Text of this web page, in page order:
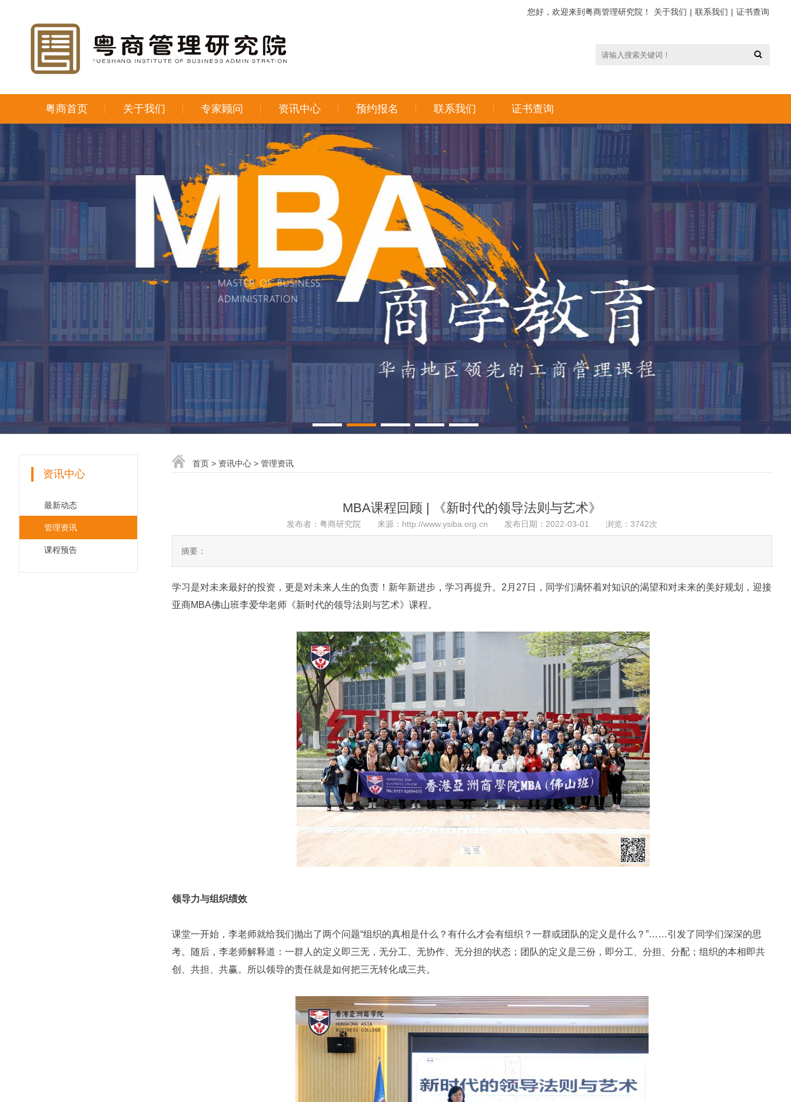
您好，欢迎来到粤商管理研究院！ 关于我们 | 联系我们 | 证书查询
粤商首页 关于我们 专家顾问 资讯中心 预约报名 联系我们 证书查询
资讯中心
最新动态
管理资讯
课程预告
首页 > 资讯中心 > 管理资讯
MBA课程回顾 | 《新时代的领导法则与艺术》
发布者：粤商研究院 来源：http://www.ysiba.org.cn 发布日期：2022-03-01 浏览：3742次
摘要：
学习是对未来最好的投资，更是对未来人生的负责！新年新进步，学习再提升。2月27日，同学们满怀着对知识的渴望和对未来的美好规划，迎接
亚商MBA佛山班李爱华老师《新时代的领导法则与艺术》课程。
领导力与组织绩效
课堂一开始，李老师就给我们抛出了两个问题“组织的真相是什么？有什么才会有组织？一群或团队的定义是什么？”……引发了同学们深深的思
考。随后，李老师解释道：一群人的定义即三无，无分工、无协作、无分担的状态；团队的定义是三份，即分工、分担、分配；组织的本相即共
创、共担、共赢。所以领导的责任就是如何把三无转化成三共。